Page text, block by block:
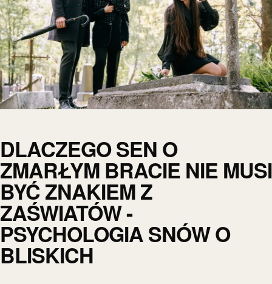
DLACZEGO SEN O
ZMARŁYM BRACIE NIE MUSI
BYĆ ZNAKIEM Z
ZAŚWIATÓW -
PSYCHOLOGIA SNÓW O
BLISKICH